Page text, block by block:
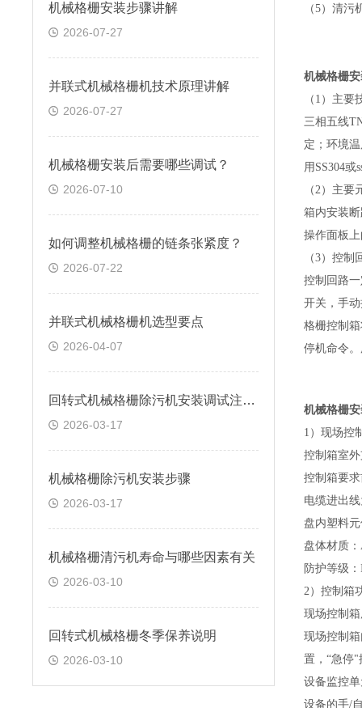
机械格栅安装步骤讲解
2026-07-27
并联式机械格栅机技术原理讲解
2026-07-27
机械格栅安装后需要哪些调试？
2026-07-10
如何调整机械格栅的链条张紧度？
2026-07-22
并联式机械格栅机选型要点
2026-04-07
回转式机械格栅除污机安装调试注意问题
2026-03-17
机械格栅除污机安装步骤
2026-03-17
机械格栅清污机寿命与哪些因素有关
2026-03-10
回转式机械格栅冬季保养说明
2026-03-10
（5）清污
机械格栅
（ 1 ）主要
三相五线
定；环境
用 SS304或
（2）主要
箱内安装
操作面板
（3）控制
控制回路
开关，手
格栅控制
停机命令
机械格栅
1 ）现场控
控制箱室
控制箱要
电缆进出
盘内塑料
盘体材质：
防护等级：
2） 控制箱
现场控制
现场控制
置， “急停"
设备监控
设备的手/